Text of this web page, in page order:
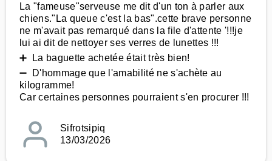
La "fameuse"serveuse me dit d'un ton à parler aux
chiens."La queue c'est la bas".cette brave personne
ne m'avait pas remarqué dans la file d'attente '!!!je
lui ai dit de nettoyer ses verres de lunettes !!!
➕ La baguette achetée était très bien!
➖ D'hommage que l'amabilité ne s'achète au
kilogramme!
Car certaines personnes pourraient s'en procurer !!!
Sifrotsipiq
13/03/2026